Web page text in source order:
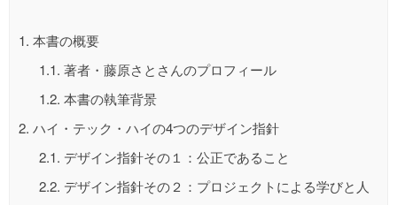
1. 本書の概要
1.1. 著者・藤原さとさんのプロフィール
1.2. 本書の執筆背景
2. ハイ・テック・ハイの4つのデザイン指針
2.1. デザイン指針その１：公正であること
2.2. デザイン指針その２：プロジェクトによる学びと人